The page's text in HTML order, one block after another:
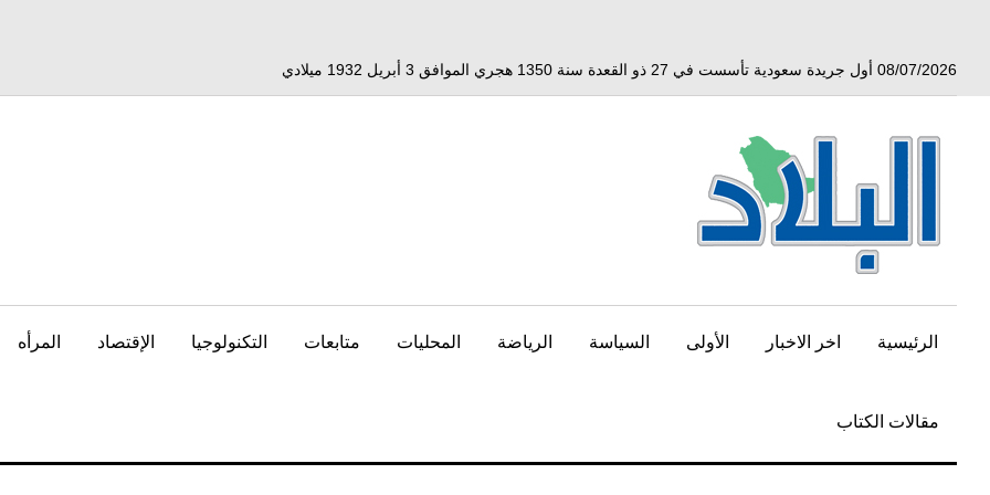
08/07/2026 أول جريدة سعودية تأسست في 27 ذو القعدة سنة 1350 هجري الموافق 3 أبريل 1932 ميلادي
الرئيسية اخر الاخبار الأولى السياسة الرياضة المحليات متابعات التكنولوجيا الإقتصاد المرأه
مقالات الكتاب